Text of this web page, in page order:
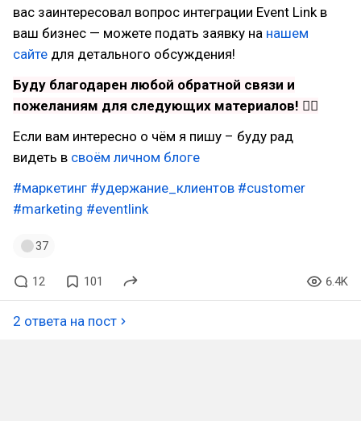
вас заинтересовал вопрос интеграции Event Link в
ваш бизнес — можете подать заявку на нашем
сайте для детального обсуждения!
Буду благодарен любой обратной связи и
пожеланиям для следующих материалов! ❤‍🔥
Если вам интересно о чём я пишу – буду рад
видеть в своём личном блоге
#маркетинг #удержание_клиентов #customer
#marketing #eventlink
37
12 101 6.4K
2 ответа на пост